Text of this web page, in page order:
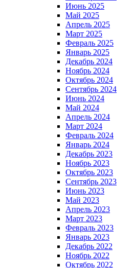
Июнь 2025
Май 2025
Апрель 2025
Март 2025
Февраль 2025
Январь 2025
Декабрь 2024
Ноябрь 2024
Октябрь 2024
Сентябрь 2024
Июнь 2024
Май 2024
Апрель 2024
Март 2024
Февраль 2024
Январь 2024
Декабрь 2023
Ноябрь 2023
Октябрь 2023
Сентябрь 2023
Июнь 2023
Май 2023
Апрель 2023
Март 2023
Февраль 2023
Январь 2023
Декабрь 2022
Ноябрь 2022
Октябрь 2022